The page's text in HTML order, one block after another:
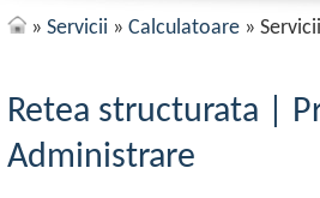
» Servicii » Calculatoare »
Retea structurata |
Administrare